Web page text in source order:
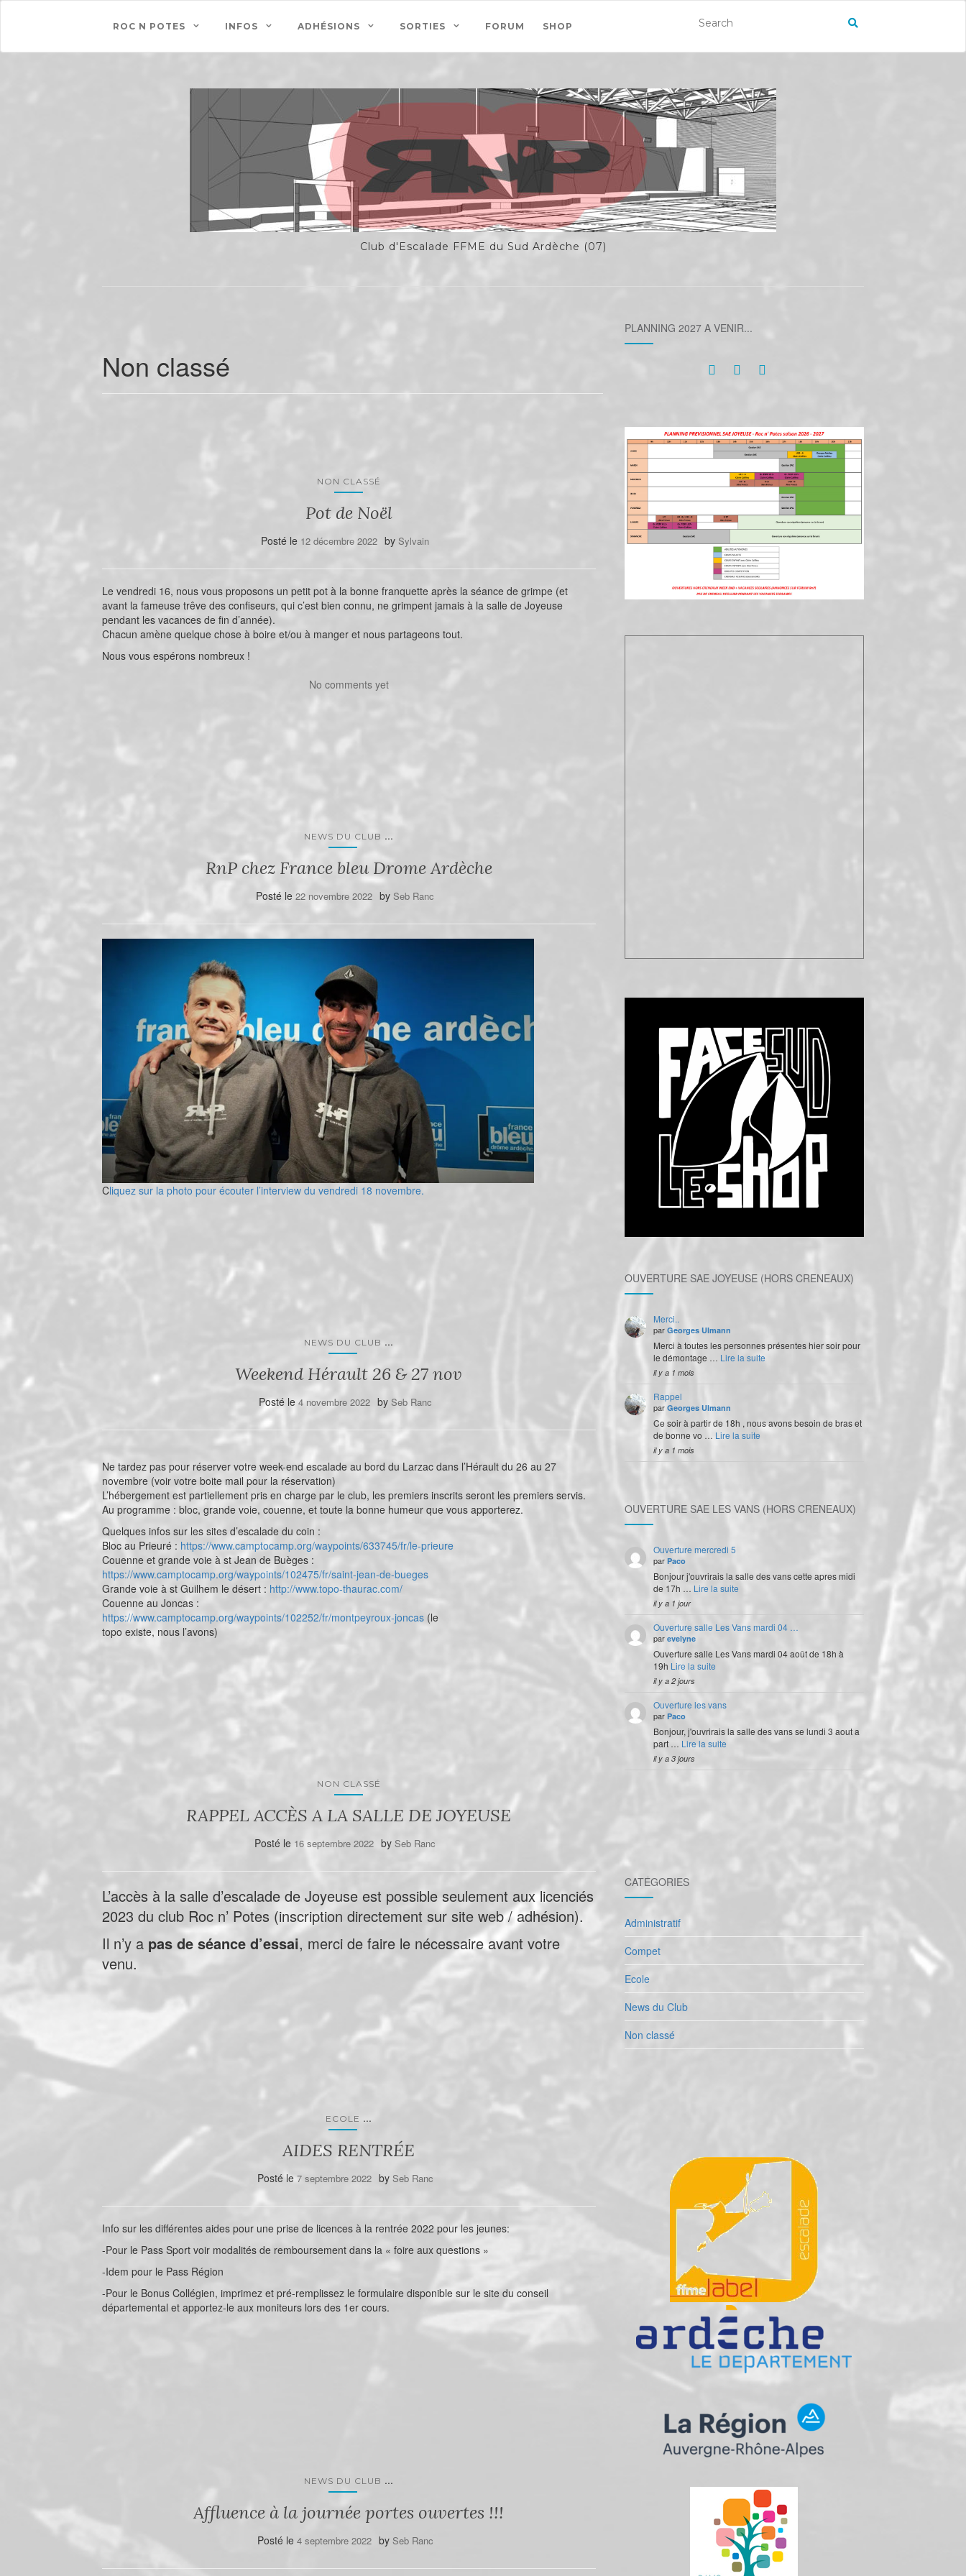
ROC N POTES INFOS ADHÉSIONS SORTIES FORUM SHOP
Club d'Escalade FFME du Sud Ardèche (07)
Non classé
NON CLASSÉ
Pot de Noël
Posté le 12 décembre 2022 bySylvain
Le vendredi 16, nous vous proposons un petit pot à la bonne franquette après la séance de grimpe (et
avant la fameuse trêve des confiseurs, qui c’est bien connu, ne grimpent jamais à la salle de Joyeuse
pendant les vacances de fin d’année).
Chacun amène quelque chose à boire et/ou à manger et nous partageons tout.
Nous vous espérons nombreux !
No comments yet
NEWS DU CLUB ...
RnP chez France bleu Drome Ardèche
Posté le22 novembre 2022 bySeb Ranc
Cliquez sur la photo pour écouter l’interview du vendredi 18 novembre.
NEWS DU CLUB ...
Weekend Hérault 26 & 27 nov
Posté le 4 novembre 2022 by Seb Ranc
Ne tardez pas pour réserver votre week-end escalade au bord du Larzac dans l’Hérault du 26 au 27
novembre (voir votre boite mail pour la réservation)
L’hébergement est partiellement pris en charge par le club, les premiers inscrits seront les premiers servis.
Au programme : bloc, grande voie, couenne, et toute la bonne humeur que vous apporterez.
Quelques infos sur les sites d’escalade du coin :
Bloc au Prieuré : https://www.camptocamp.org/waypoints/633745/fr/le-prieure
Couenne et grande voie à st Jean de Buèges :
https://www.camptocamp.org/waypoints/102475/fr/saint-jean-de-bueges
Grande voie à st Guilhem le désert : http://www.topo-thaurac.com/
Couenne au Joncas :
https://www.camptocamp.org/waypoints/102252/fr/montpeyroux-joncas (le
topo existe, nous l’avons)
NON CLASSÉ
RAPPEL ACCÈS A LA SALLE DE JOYEUSE
Posté le 16 septembre 2022 bySeb Ranc
L’accès à la salle d’escalade de Joyeuse est possible seulement aux licenciés
2023 du club Roc n’ Potes (inscription directement sur site web / adhésion).
Il n’y a pas de séance d’essai, merci de faire le nécessaire avant votre
venu.
ECOLE ...
AIDES RENTRÉE
Posté le7 septembre 2022 by Seb Ranc
Info sur les différentes aides pour une prise de licences à la rentrée 2022 pour les jeunes:
-Pour le Pass Sport voir modalités de remboursement dans la « foire aux questions »
-Idem pour le Pass Région
-Pour le Bonus Collégien, imprimez et pré-remplissez le formulaire disponible sur le site du conseil
départemental et apportez-le aux moniteurs lors des 1er cours.
NEWS DU CLUB ...
Affluence à la journée portes ouvertes !!!
Posté le 4 septembre 2022 by Seb Ranc
PLANNING 2027 A VENIR...
OUVERTURE SAE JOYEUSE (HORS CRENEAUX)
Merci..
par Georges Ulmann
Merci à toutes les personnes présentes hier soir pour
le démontage … Lire la suite
il y a 1 mois
Rappel
par Georges Ulmann
Ce soir à partir de 18h , nous avons besoin de bras et
de bonne vo … Lire la suite
il y a 1 mois
OUVERTURE SAE LES VANS (HORS CRENEAUX)
Ouverture mercredi 5
par Paco
Bonjour j'ouvrirais la salle des vans cette apres midi
de 17h … Lire la suite
il y a 1 jour
Ouverture salle Les Vans mardi 04 …
par evelyne
Ouverture salle Les Vans mardi 04 août de 18h à
19h Lire la suite
il y a 2 jours
Ouverture les vans
par Paco
Bonjour, j'ouvrirais la salle des vans se lundi 3 aout a
part … Lire la suite
il y a 3 jours
CATÉGORIES
Administratif
Compet
Ecole
News du Club
Non classé